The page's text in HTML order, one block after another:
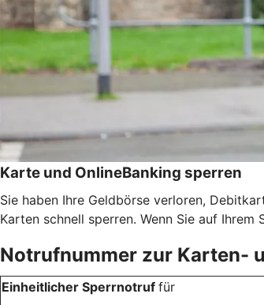
Karte und OnlineBanking sperren
Sie haben Ihre Geldbörse verloren,
Karten schnell sperren. Wenn Sie auf
Notrufnummer zur Karten-
Einheitlicher Sperrnotruf für